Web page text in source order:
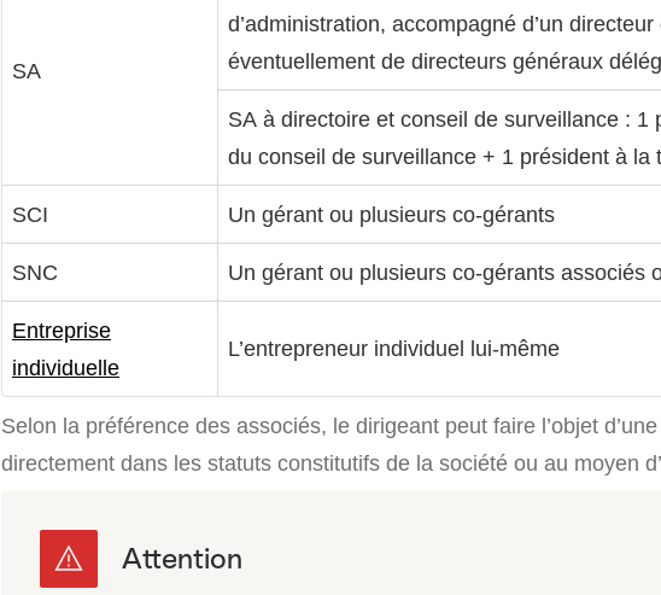
SA
d’administration, accompagné d’un
éventuellement de directeurs généraux
SA à directoire et conseil de surveillance : 1
du conseil de surveillance + 1 président à la
SCI Un gérant ou plusieurs co-gérants
SNC Un gérant ou plusieurs co-gérants associés
Entreprise
individuelle
L’entrepreneur individuel lui-même
Selon la préférence des associés, le dirigeant peut faire l’objet
directement dans les statuts constitutifs de la société ou au moyen